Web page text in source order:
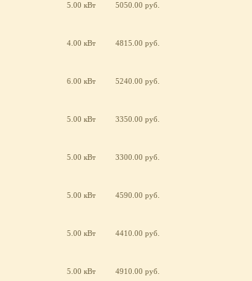
5.00 кВт 5050.00 руб.
4.00 кВт 4815.00 руб.
6.00 кВт 5240.00 руб.
5.00 кВт 3350.00 руб.
5.00 кВт 3300.00 руб.
5.00 кВт 4590.00 руб.
5.00 кВт 4410.00 руб.
5.00 кВт 4910.00 руб.